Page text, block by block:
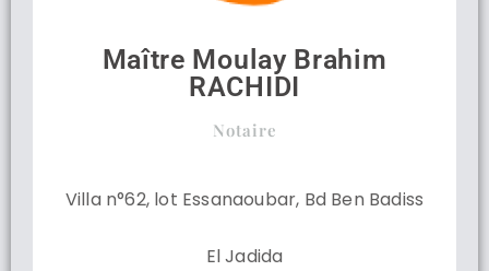
Maître Moulay Brahim
RACHIDI
Notaire
Villa n°62, lot Essanaoubar, Bd Ben Badiss
El Jadida